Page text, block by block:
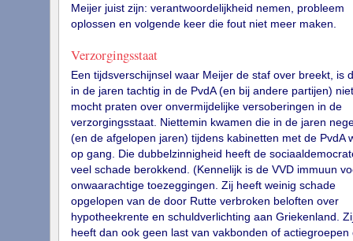
Meijer juist zijn: verantwoordelijkheid nemen, probleem
oplossen en volgende keer die fout niet meer maken.
Verzorgingsstaat
Een tijdsverschijnsel waar Meijer de staf over breekt, is
in de jaren tachtig in de PvdA (en bij andere partijen) niet
mocht praten over onvermijdelijke versoberingen in de
verzorgingsstaat. Niettemin kwamen die in de jaren
(en de afgelopen jaren) tijdens kabinetten met de PvdA
op gang. Die dubbelzinnigheid heeft de
veel schade berokkend. (Kennelijk is de VVD immuun
onwaarachtige toezeggingen. Zij heeft weinig schade
opgelopen van de door Rutte verbroken beloften over
hypotheekrente en schuldverlichting aan Griekenland.
heeft dan ook geen last van vakbonden of actiegroepen